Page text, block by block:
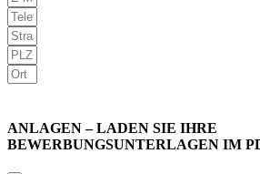
ANLAGEN – LADEN SIE IHRE
BEWERBUNGSUNTERLAGEN IM